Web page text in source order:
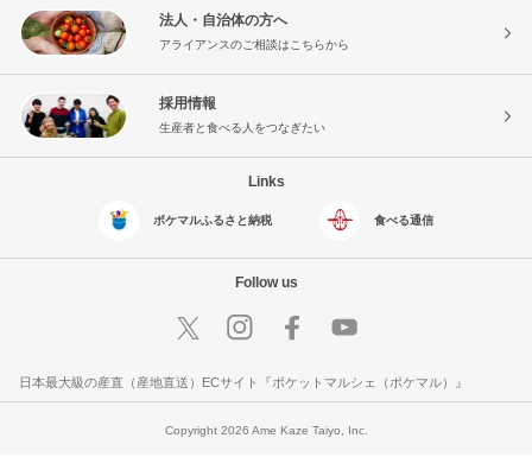
法人・自治体の方へ
アライアンスのご相談はこちらから
採用情報
生産者と食べる人をつなぎたい
Links
ポケマルふるさと納税 食べる通信
Follow us
日本最大級の産直（産地直送）ECサイト『ポケットマルシェ（ポケマル）』
Copyright 2026 Ame Kaze Taiyo, Inc.